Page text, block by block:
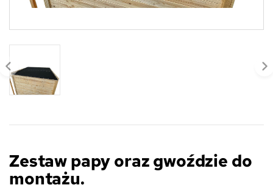
Zestaw papy oraz gwoździe do
montażu.